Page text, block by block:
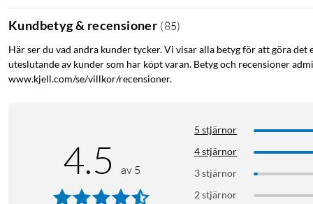
Ultrabärbart JBL Pro-ljud
Låt inte storleken lura dig. JBL Clip 5 är att räkna med när du
Kundbetyg & recensioner (85)
Här ser du vad andra kunder tycker. Vi visar alla betyg för att göra
uteslutande av kunder som har köpt varan. Betyg och recensioner
www.kjell.com/se/villkor/recensioner.
4.5 av 5
5 stjärnor
4 stjärnor
3 stjärnor
2 stjärnor